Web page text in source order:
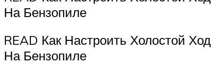
На Бензопиле
READ Как Настроить Холостой Ход
На Бензопиле